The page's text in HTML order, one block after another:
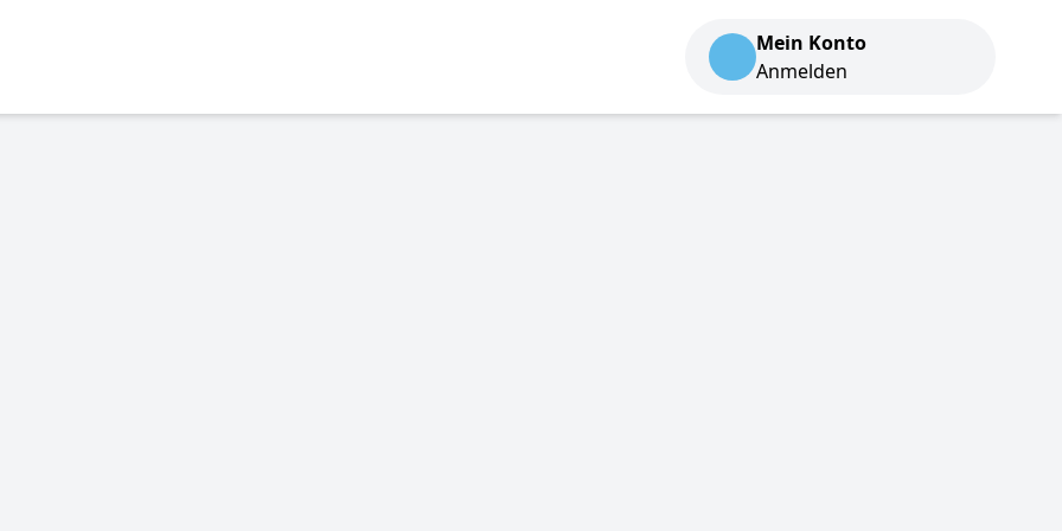
Mein Konto
Anmelden